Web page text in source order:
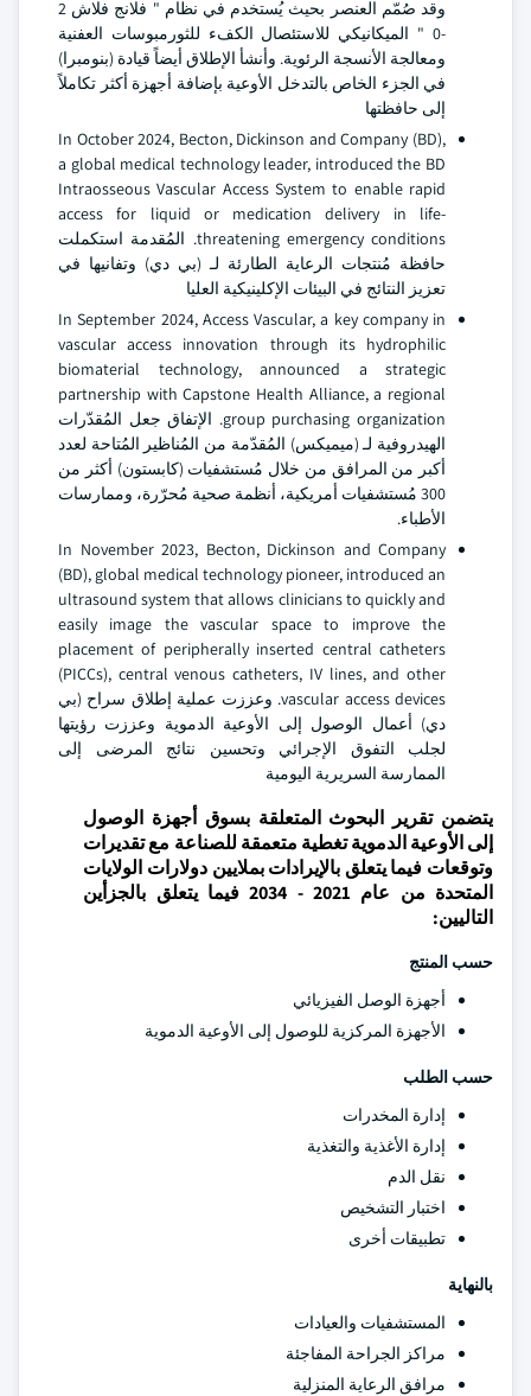
وقد صُمّم العنصر بحيث يُستخدم في نظام " فلانج فلاش 2
-0 " الميكانيكي للاستئصال الكفء للثورمبوسات العفنية
ومعالجة الأنسجة الرئوية. وأنشأ الإطلاق أيضاً قيادة (بنومبرا)
في الجزء الخاص بالتدخل الأوعية بإضافة أجهزة أكثر تكاملاً
إلى حافظتها
In October 2024, Becton, Dickinson and Company (BD),
a global medical technology leader, introduced the BD
Intraosseous Vascular Access System to enable rapid
access for liquid or medication delivery in life-
threatening emergency conditions. المُقدمة استكملت
حافظة مُنتجات الرعاية الطارئة لـ (بي دي) وتفانيها في
تعزيز النتائج في البيئات الإكلينيكية العليا
In September 2024, Access Vascular, a key company in
vascular access innovation through its hydrophilic
biomaterial technology, announced a strategic
partnership with Capstone Health Alliance, a regional
group purchasing organization. الإتفاق جعل المُقدّرات
الهيدروفية لـ (ميميكس) المُقدّمة من المُناظير المُتاحة لعدد
أكبر من المرافق من خلال مُستشفيات (كابستون) أكثر من
300 مُستشفيات أمريكية، أنظمة صحية مُحرّرة، وممارسات
الأطباء.
In November 2023, Becton, Dickinson and Company
(BD), global medical technology pioneer, introduced an
ultrasound system that allows clinicians to quickly and
easily image the vascular space to improve the
placement of peripherally inserted central catheters
(PICCs), central venous catheters, IV lines, and other
vascular access devices. وعززت عملية إطلاق سراح (بي
دي) أعمال الوصول إلى الأوعية الدموية وعززت رؤيتها
لجلب التفوق الإجرائي وتحسين نتائج المرضى إلى
الممارسة السريرية اليومية
يتضمن تقرير البحوث المتعلقة بسوق أجهزة الوصول
إلى الأوعية الدموية تغطية متعمقة للصناعة مع تقديرات
وتوقعات فيما يتعلق بالإيرادات بملايين دولارات الولايات
المتحدة من عام 2021 - 2034 فيما يتعلق بالجزأين
التاليين:
حسب المنتج
أجهزة الوصل الفيزيائي
الأجهزة المركزية للوصول إلى الأوعية الدموية
حسب الطلب
إدارة المخدرات
إدارة الأغذية والتغذية
نقل الدم
اختبار التشخيص
تطبيقات أخرى
بالنهاية
المستشفيات والعيادات
مراكز الجراحة المفاجئة
مرافق الرعاية المنزلية